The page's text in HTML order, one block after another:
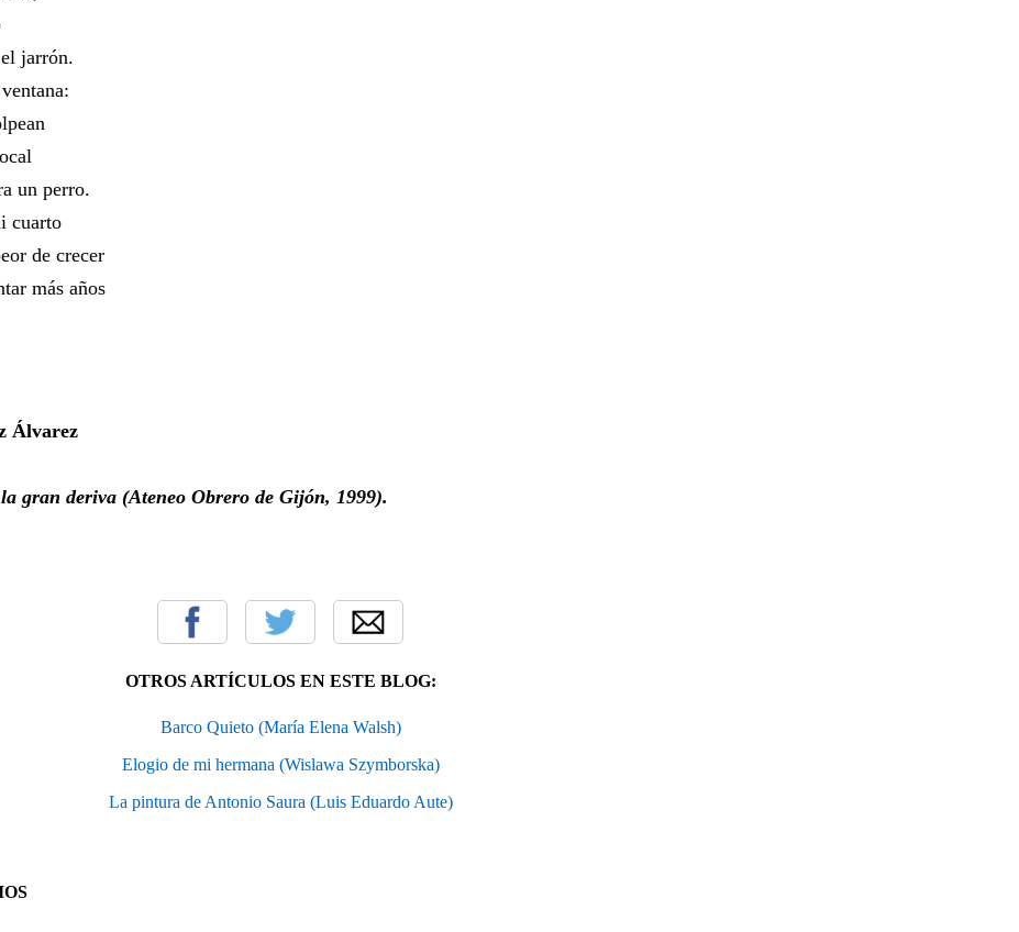
jarrón.
un perro.
cuarto
de crecer
más años
Álvarez
gran deriva (Ateneo Obrero de Gijón, 1999).
OTROS ARTÍCULOS EN ESTE BLOG:
Barco Quieto (María Elena Walsh)
Elogio de mi hermana (Wislawa Szymborska)
La pintura de Antonio Saura (Luis Eduardo Aute)